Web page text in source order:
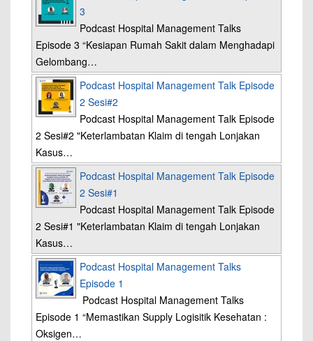
3
Podcast Hospital Management Talks
Episode 3 “Kesiapan Rumah Sakit dalam Menghadapi
Gelombang…
Podcast Hospital Management Talk Episode
2 Sesi#2
Podcast Hospital Management Talk Episode
2 Sesi#2 "Keterlambatan Klaim di tengah Lonjakan
Kasus…
Podcast Hospital Management Talk Episode
2 Sesi#1
Podcast Hospital Management Talk Episode
2 Sesi#1 "Keterlambatan Klaim di tengah Lonjakan
Kasus…
Podcast Hospital Management Talks
Episode 1
Podcast Hospital Management Talks
Episode 1 “Memastikan Supply Logisitik Kesehatan :
Oksigen…